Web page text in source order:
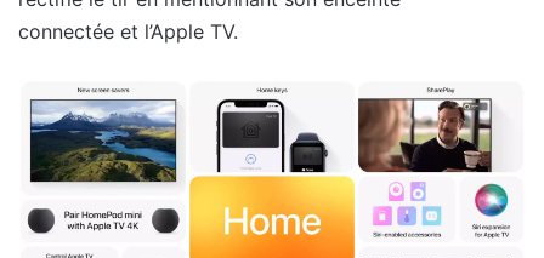
connectée et l’Apple TV.